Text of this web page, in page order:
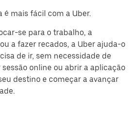
é mais fácil com a Uber.
se para o trabalho, a
a fazer recados, a Uber ajuda-o
de ir, sem necessidade de
online ou abrir a aplicação
destino e começar a avançar